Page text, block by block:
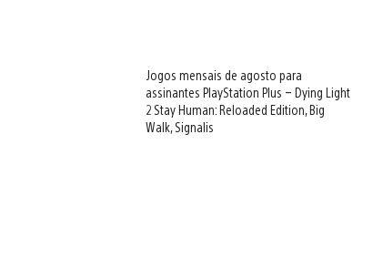
Jogos mensais de agosto para
assinantes PlayStation Plus – Dying Light
2 Stay Human: Reloaded Edition, Big
Walk, Signalis